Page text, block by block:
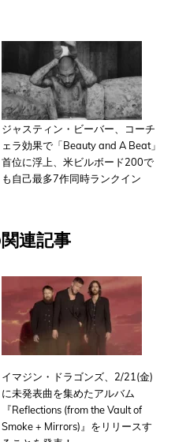
ジャスティン・ビーバー、コーチ
ェラ効果で「Beauty and A Beat」
首位に浮上、米ビルボード200で
も自己最多7作同時ランクイン
連記事
イマジン・ドラゴンズ、2/21(金)
に未発表曲を集めたアルバム
『Reflections (from the Vault of
Smoke + Mirrors)』をリリースす